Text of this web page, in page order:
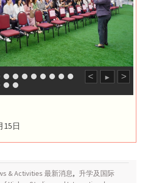
< ► >
15日
& Activities 最新消息, 升学及国际